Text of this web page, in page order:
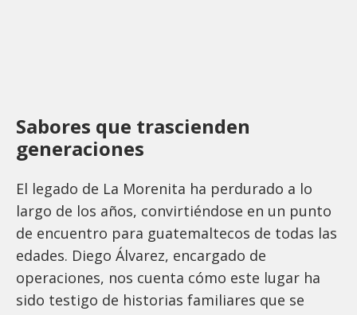
Sabores que trascienden
generaciones
El legado de La Morenita ha perdurado a lo
largo de los años, convirtiéndose en un punto
de encuentro para guatemaltecos de todas las
edades. Diego Álvarez, encargado de
operaciones, nos cuenta cómo este lugar ha
sido testigo de historias familiares que se